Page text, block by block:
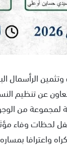
وتثمين
عن تنظيم
لمجموعة من
لحظات وفاء
واعترافا